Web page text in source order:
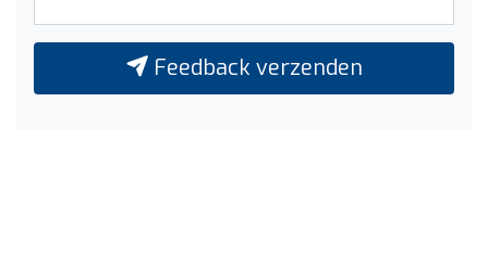
Feedback verzenden